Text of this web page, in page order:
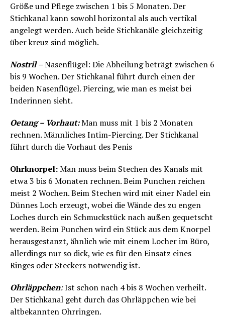
Größe und Pflege zwischen 1 bis 5 Monaten. Der
Stichkanal kann sowohl horizontal als auch vertikal
angelegt werden. Auch beide Stichkanäle gleichzeitig
über kreuz sind möglich.
Nostril–Nasenflügel: Die Abheilung beträgt zwischen 6
bis 9 Wochen. Der Stichkanal führt durch einen der
beiden Nasenflügel. Piercing, wie man es meist bei
Inderinnen sieht.
Oetang – Vorhaut:Man muss mit 1 bis 2 Monaten
rechnen. Männliches Intim-Piercing. Der Stichkanal
führt durch die Vorhaut des Penis
Ohrknorpel:Man muss beim Stechen des Kanals mit
etwa 3 bis 6 Monaten rechnen. Beim Punchen reichen
meist 2 Wochen. Beim Stechen wird mit einer Nadel ein
Dünnes Loch erzeugt, wobei die Wände des zu engen
Loches durch ein Schmuckstück nach außen gequetscht
werden. Beim Punchen wird ein Stück aus dem Knorpel
herausgestanzt, ähnlich wie mit einem Locher im Büro,
allerdings nur so dick, wie es für den Einsatz eines
Ringes oder Steckers notwendig ist.
Ohrläppchen:Ist schon nach 4 bis 8 Wochen verheilt.
Der Stichkanal geht durch das Ohrläppchen wie bei
altbekannten Ohrringen.